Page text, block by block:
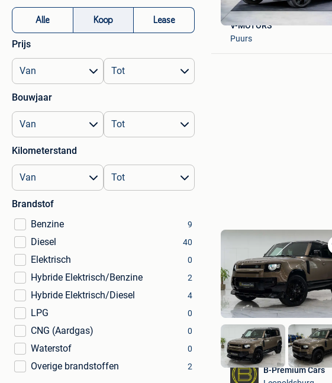
Alle Koop Lease
Prijs
Bouwjaar
Kilometerstand
Brandstof
Benzine
9
Diesel 40
Elektrisch 0
Hybride Elektrisch/Benzine 2
Hybride Elektrisch/Diesel 4
LPG 0
CNG (Aardgas) 0
Waterstof 0
Overige brandstoffen 2
V-MOTORS
Puurs
in
B-Premium Cars